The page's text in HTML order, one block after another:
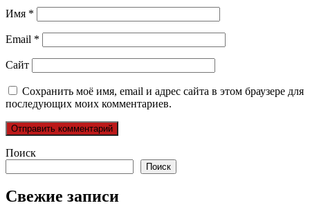
Имя *
Email *
Сайт
Сохранить моё имя, email и адрес сайта в этом браузере для
последующих моих комментариев.
Поиск
Поиск
Свежие записи